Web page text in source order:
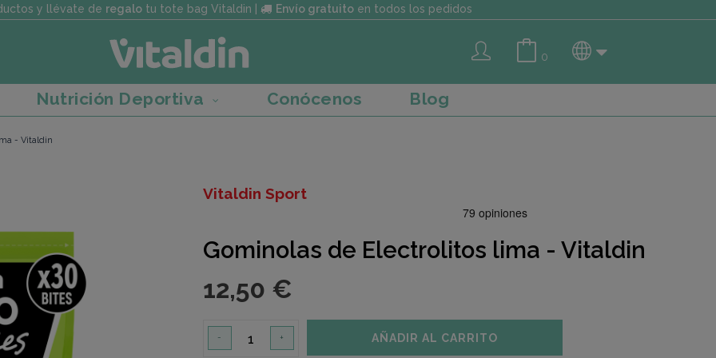
y llévate de regalotu tote bag Vitaldin | Envío gratuitoen todos los pedidos
0
Nutrición Deportiva Conócenos Blog
- Vitaldin
Vitaldin Sport
Gominolas de Electrolitos lima - Vitaldin
12,50 €
- + AÑADIR AL CARRITO